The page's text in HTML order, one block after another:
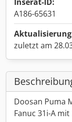
A186-65631
zuletzt am
Doosan Puma
Fanuc 31i-A